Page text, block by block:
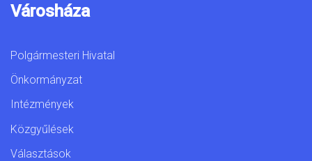
Városháza
Polgármesteri Hivatal
Önkormányzat
Intézmények
Közgyűlések
Választások